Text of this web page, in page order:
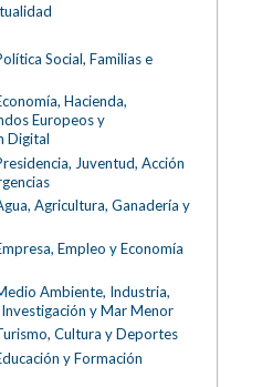
Social, Familias e
Hacienda,
Europeos y
Digital
Juventud, Acción
Agricultura, Ganadería y
Empleo y Economía
Ambiente, Industria,
y Mar Menor
Cultura y Deportes
y Formación